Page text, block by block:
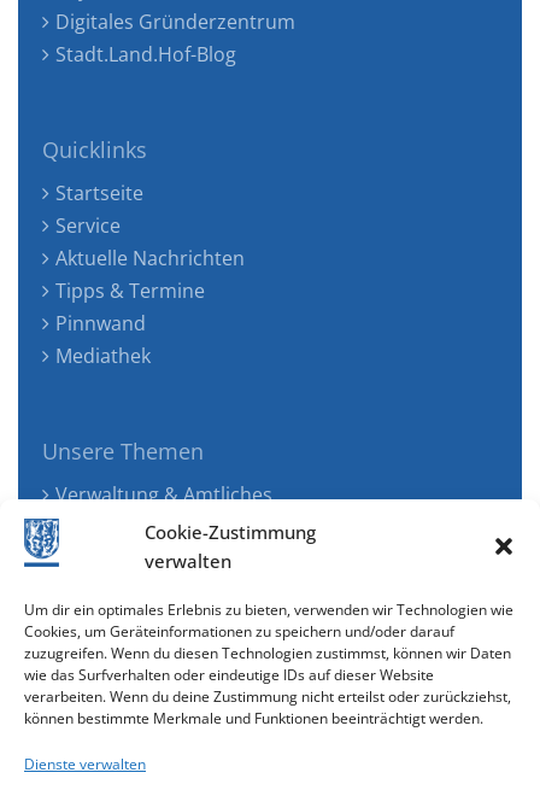
Cookie-Zustimmung
verwalten
Um dir ein optimales Erlebnis zu bieten, verwenden wir Technologien wie
Cookies, um Geräteinformationen zu speichern und/oder darauf
zuzugreifen. Wenn du diesen Technologien zustimmst, können wir Daten
wie das Surfverhalten oder eindeutige IDs auf dieser Website
verarbeiten. Wenn du deine Zustimmung nicht erteilst oder zurückziehst,
können bestimmte Merkmale und Funktionen beeinträchtigt werden.
Dienste verwalten
Digitales Gründerzentrum
Stadt.Land.Hof-Blog
Quicklinks
Startseite
Service
Aktuelle Nachrichten
Tipps & Termine
Pinnwand
Mediathek
Unsere Themen
Verwaltung & Amtliches
Jugend, Familie & Gesundheit
Tourismus, Freizeit & Ökologie
Wirtschaft & Verkehr
Senioren & Inklusion